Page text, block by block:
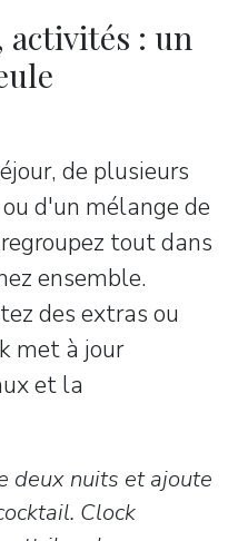
activités : un
de plusieurs
d'un mélange de
tout dans
ensemble.
des extras ou
met à jour
et la
deux nuits et ajoute
Clock